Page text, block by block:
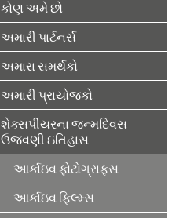
કોણ અમે છો
અમારી પાર્ટનર્સ
અમારા સમર્થકો
અમારી પ્રાયોજકો
શેક્સપીયરના જન્મદિવસ
ઉજવણી ઇતિહાસ
આર્કાઇવ ફોટોગ્રાફ્સ
આર્કાઇવ ફિલ્મ્સ